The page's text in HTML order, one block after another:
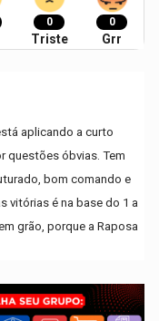
0
Triste
0
Grr
aplicando a curto
questões óbvias. Tem
bom comando e
vitórias é na base do 1 a
grão, porque a Raposa